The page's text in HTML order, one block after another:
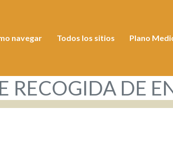
navegar Todos los sitios Plano
RECOGIDA DE